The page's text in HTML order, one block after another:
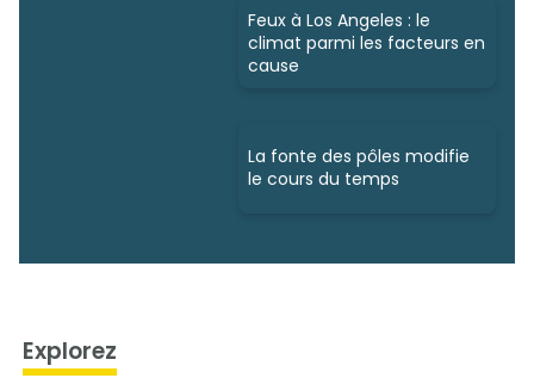
Feux à Los Angeles : le
climat parmi les facteurs en
cause
La fonte des pôles modifie
le cours du temps
Explorez